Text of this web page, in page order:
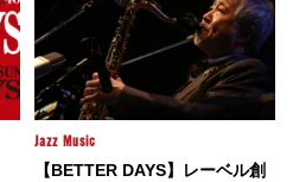
Jazz Music
【BETTER DAYS】レーベル創